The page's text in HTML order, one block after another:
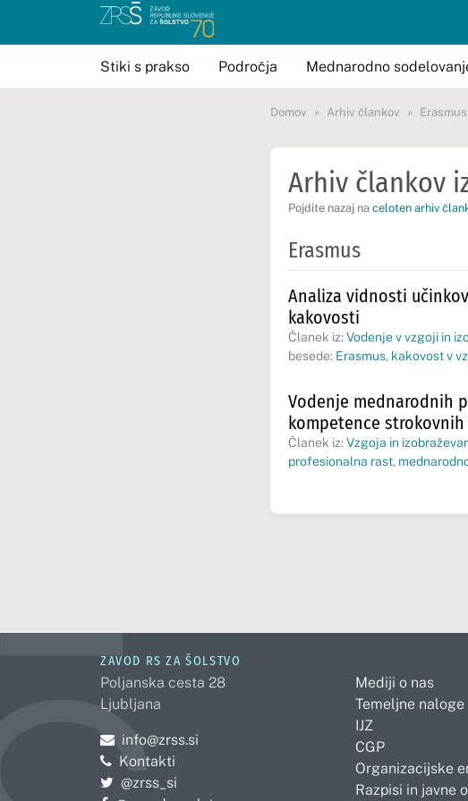
Stiki s prakso Področja Mednarodno
Domov Arhiv člankov Erasmus
Arhiv člankov
Pojdite nazaj na celoten arhiv
Erasmus
Analiza vidnosti
kakovosti
Članek iz: Vodenje v vzgoji in
besede: Erasmus, kakovost v
Vodenje mednarodnih
kompetence
Članek iz: Vzgoja in
profesionalna rast,
ZAVOD RS ZA ŠOLSTVO
Poljanska cesta 28
Ljubljana
Pošljite e-mail na
info@zrss.si
Kontakti
Pojdite na Twitter:
@zrss_si
Mediji o nas
Temeljne naloge
IJZ
CGP
Organizacijske
Razpisi in javne